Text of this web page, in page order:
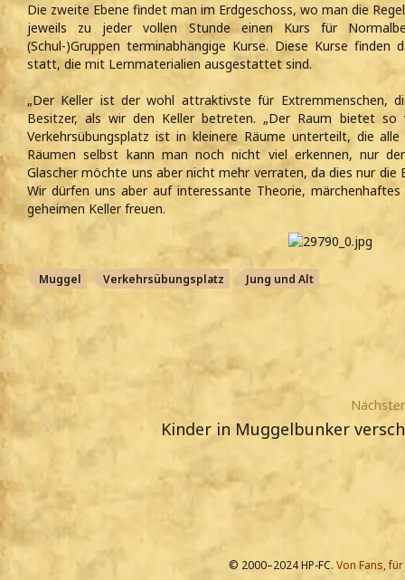
Die zweite Ebene findet man im Erdgeschoss, wo man die
jeweils zu jeder vollen Stunde einen Kurs für
(Schul-)Gruppen terminabhängige Kurse. Diese Kurse finden
statt, die mit Lernmaterialien ausgestattet sind.
„Der Keller ist der wohl attraktivste für Extremmenschen,
Besitzer, als wir den Keller betreten. „Der Raum bietet so
Verkehrsübungsplatz ist in kleinere Räume unterteilt, die
Räumen selbst kann man noch nicht viel erkennen, nur
Glascher möchte uns aber nicht mehr verraten, da dies nur
Wir dürfen uns aber auf interessante Theorie,
geheimen Keller freuen.
Muggel Verkehrsübungsplatz Jung und Alt
Kinder in Muggelbunker
© 2000–2024 HP-FC. Von Fans,